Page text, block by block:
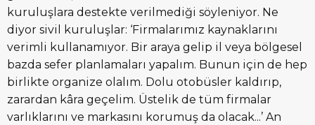
kuruluşlara destekte verilmediği söyleniyor. Ne
diyor sivil kuruluşlar: ‘Firmalarımız kaynaklarını
verimli kullanamıyor. Bir araya gelip il veya bölgesel
bazda sefer planlamaları yapalım. Bunun için de hep
birlikte organize olalım. Dolu otobüsler kaldırıp,
zarardan kâra geçelim. Üstelik de tüm firmalar
varlıklarını ve markasını korumuş da olacak...’ An